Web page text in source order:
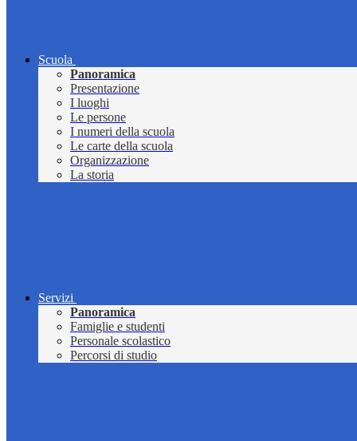
Scuola
Panoramica
Presentazione
I luoghi
Le persone
I numeri della scuola
Le carte della scuola
Organizzazione
La storia
Servizi
Panoramica
Famiglie e studenti
Personale scolastico
Percorsi di studio